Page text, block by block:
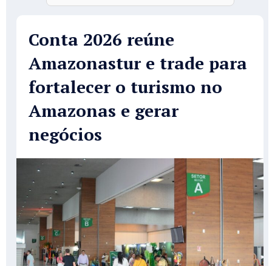
Conta 2026 reúne
Amazonastur e trade para
fortalecer o turismo no
Amazonas e gerar
negócios